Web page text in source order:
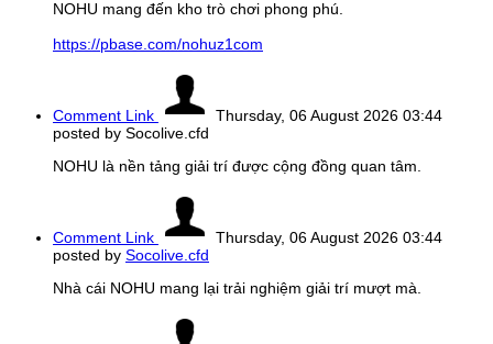
NOHU mang đến kho trò chơi phong phú.
https://pbase.com/nohuz1com
Comment Link
Thursday, 06 August 2026 03:44
posted by Socolive.cfd
NOHU là nền tảng giải trí được cộng đồng quan tâm.
Comment Link
Thursday, 06 August 2026 03:44
posted by Socolive.cfd
Nhà cái NOHU mang lại trải nghiệm giải trí mượt mà.